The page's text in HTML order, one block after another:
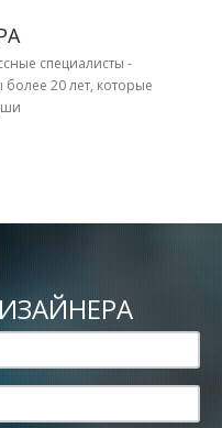
специалисты -
20 лет, которые